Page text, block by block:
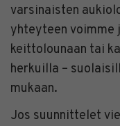
varsinaisten
yhteyteen voimme
keittolounaan tai
herkuilla –
mukaan.
Jos suunnittelet